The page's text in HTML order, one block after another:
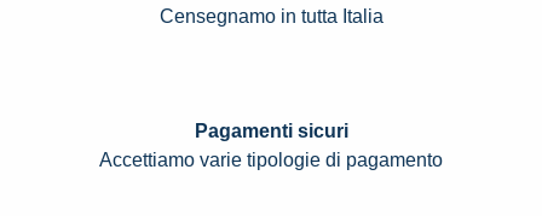
Censegnamo in tutta Italia
Pagamenti sicuri
Accettiamo varie tipologie di pagamento